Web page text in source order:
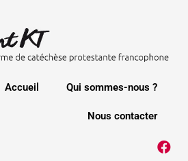
Accueil Qui sommes-nous ?
Nous contacter